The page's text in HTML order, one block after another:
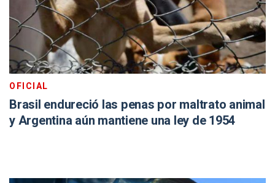
OFICIAL
Brasil endureció las penas por maltrato animal
y Argentina aún mantiene una ley de 1954